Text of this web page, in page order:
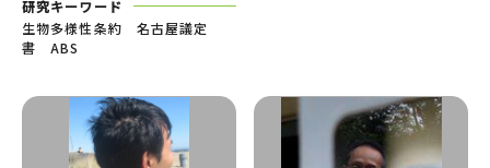
研究キーワード
生物多様性条約 名古屋議定
書 ABS